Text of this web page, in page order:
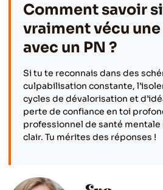
Comment savoir si
vraiment vécu
avec un PN ?
Si tu te reconnais dans des
culpabilisation constante,
cycles de dévalorisation et
perte de confiance en toi
professionnel de santé mentale
clair. Tu mérites des réponses !